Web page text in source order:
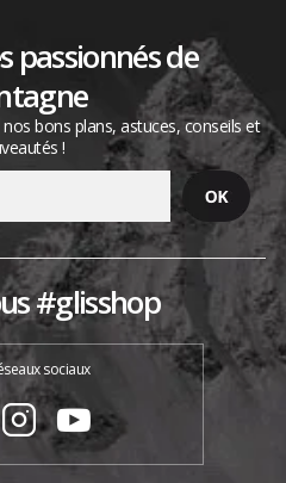
passionnés de
bons plans, astuces, conseils et
!
#glisshop
sociaux